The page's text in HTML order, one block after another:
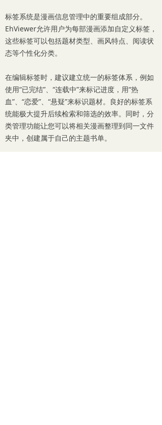
标签系统是漫画信息管理中的重要组成部分。
EhViewer允许用户为每部漫画添加自定义标签，
这些标签可以包括题材类型、画风特点、阅读状
态等个性化分类。
在编辑标签时，建议建立统一的标签体系，例如
使用“已完结”、“连载中”来标记进度，用“热
血”、“恋爱”、“悬疑”来标识题材。良好的标签系
统能极大提升后续检索和筛选的效率。同时，分
类管理功能让您可以将相关漫画整理到同一文件
夹中，创建属于自己的主题书单。